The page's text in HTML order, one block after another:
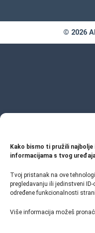
Kako bismo ti pružili
informacijama s tvog
Tvoj pristanak na ove
pregledavanju ili jedinstveni
određene funkcionalnosti
Više informacija možeš
© 2026